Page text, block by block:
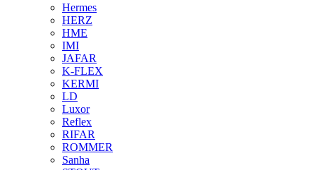
Hermes
HERZ
HME
IMI
JAFAR
K-FLEX
KERMI
LD
Luxor
Reflex
RIFAR
ROMMER
Sanha